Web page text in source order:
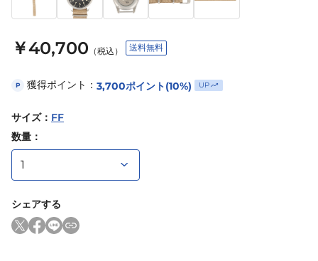
￥40,700 （税込） 送料無料
P 獲得ポイント： 3,700ポイント(10%) UP
サイズ： FF
数量：
シェアする